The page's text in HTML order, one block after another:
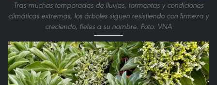
Tras muchas temporadas de lluvias, tormentas y condiciones
climáticas extremas, los árboles siguen resistiendo con firmeza y
creciendo, fieles a su nombre. Foto: VNA